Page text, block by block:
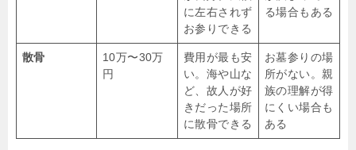
に左右されず
お参りできる
る場合もある
散骨
10万〜30万
円
費用が最も安
い。海や山な
ど、故人が好
きだった場所
に散骨できる
お墓参りの場
所がない。親
族の理解が得
にくい場合も
ある